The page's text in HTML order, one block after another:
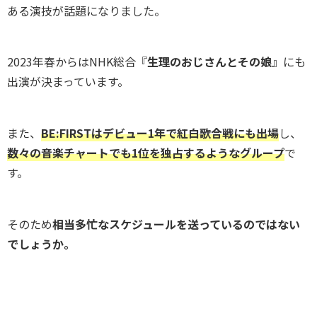
ある演技が話題になりました。
2023年春からはNHK総合『生理のおじさんとその娘』にも
出演が決まっています。
また、 BE:FIRSTはデビュー1年で紅白歌合戦にも出場し、
数々の音楽チャートでも1位を独占するようなグループで
す。
そのため相当多忙なスケジュールを送っているのではない
でしょうか。